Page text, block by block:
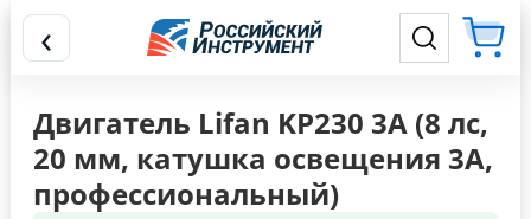
‹
Двигатель Lifan KP230 3А (8 лс,
20 мм, катушка освещения 3А,
профессиональный)